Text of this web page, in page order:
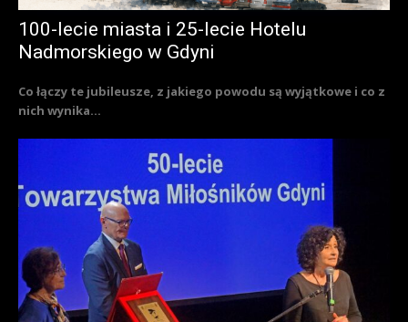
100-lecie miasta i 25-lecie Hotelu
Nadmorskiego w Gdyni
Co łączy te jubileusze, z jakiego powodu są wyjątkowe i co z
nich wynika...